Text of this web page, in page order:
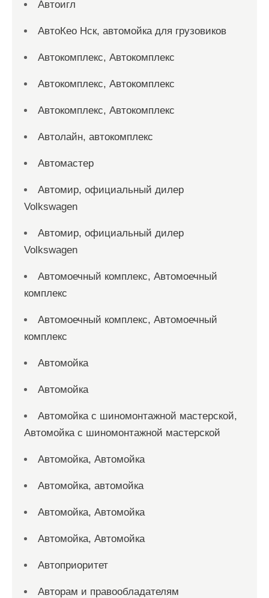
Автоигл
АвтоКео Нск, автомойка для грузовиков
Автокомплекс, Автокомплекс
Автокомплекс, Автокомплекс
Автокомплекс, Автокомплекс
Автолайн, автокомплекс
Автомастер
Автомир, официальный дилер
Volkswagen
Автомир, официальный дилер
Volkswagen
Автомоечный комплекс, Автомоечный
комплекс
Автомоечный комплекс, Автомоечный
комплекс
Автомойка
Автомойка
Автомойка с шиномонтажной мастерской,
Автомойка с шиномонтажной мастерской
Автомойка, Автомойка
Автомойка, автомойка
Автомойка, Автомойка
Автомойка, Автомойка
Автоприоритет
Авторам и правообладателям